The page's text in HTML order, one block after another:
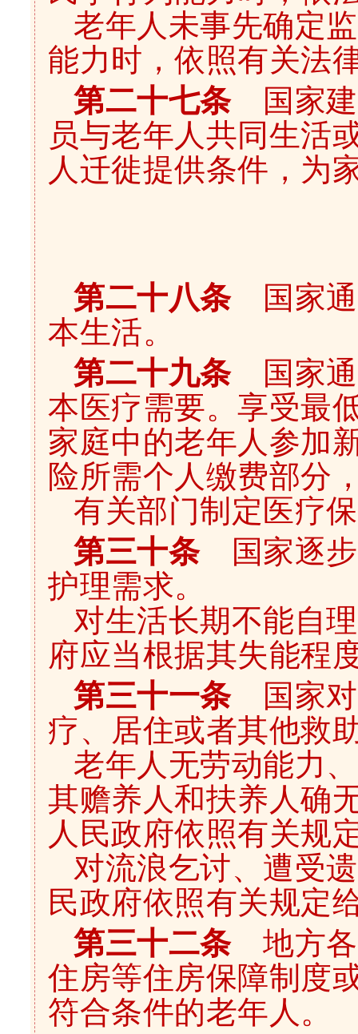
老年人未事先确定
能力时，依照有关法
第二十七条国家建
员与老年人共同生活
人迁徙提供条件，为
第二十八条国家通
本生活。
第二十九条国家通
本医疗需要。享受最
家庭中的老年人参加
险所需个人缴费部分
有关部门制定医疗
第三十条国家逐步
护理需求。
对生活长期不能自
府应当根据其失能程
第三十一条国家对
疗、居住或者其他救
老年人无劳动能力
其赡养人和扶养人确
人民政府依照有关规
对流浪乞讨、遭受
民政府依照有关规定
第三十二条地方各
住房等住房保障制度
符合条件的老年人。